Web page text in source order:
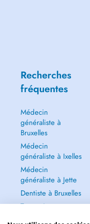
Recherches
fréquentes
Médecin
généraliste à
Bruxelles
Médecin
généraliste à Ixelles
Médecin
généraliste à Jette
Dentiste à Bruxelles
Tout voir →